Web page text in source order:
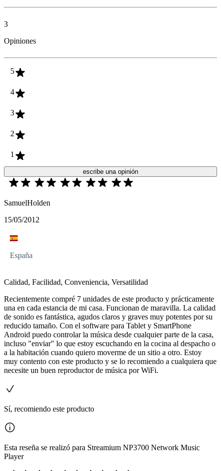
3
Opiniones
5
4
3
2
1
escribe una opinión
SamuelHolden
15/05/2012
España
Calidad, Facilidad, Conveniencia, Versatilidad
Recientemente compré 7 unidades de este producto y prácticamente
una en cada estancia de mi casa. Funcionan de maravilla. La calidad
de sonido es fantástica, agudos claros y graves muy potentes por su
reducido tamaño. Con el software para Tablet y SmartPhone
Android puedo controlar la música desde cualquier parte de la casa,
incluso "enviar" lo que estoy escuchando en la cocina al despacho o
a la habitación cuando quiero moverme de un sitio a otro. Estoy
muy contento con este producto y se lo recomiendo a cualquiera que
necesite un buen reproductor de música por WiFi.
Sí, recomiendo este producto
Esta reseña se realizó para Streamium NP3700 Network Music
Player